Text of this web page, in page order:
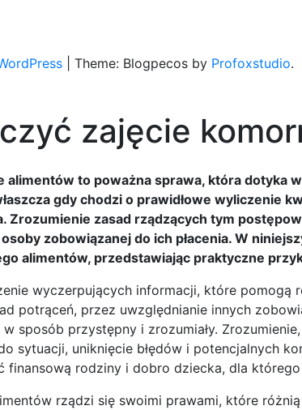
Theme: Blogpecos by Profoxstudio.
zajęcie
alimentów to poważna sprawa, która dotyka
gdy chodzi o prawidłowe wyliczenie
Zrozumienie zasad rządzących tym
zobowiązanej do ich płacenia. W
alimentów, przedstawiając praktyczne
wyczerpujących informacji, które
potrąceń, przez uwzględnianie innych
sposób przystępny i zrozumiały.
sytuacji, uniknięcie błędów i potencjalnych
finansową rodziny i dobro dziecka, dla
rządzi się swoimi prawami, które